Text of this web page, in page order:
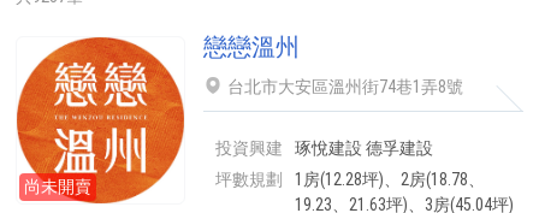
尚未開賣
戀戀溫州
台北市大安區溫州街74巷1弄8號
投資興建
琢悅建設 德孚建設
坪數規劃
1房(12.28坪)、2房(18.78、
19.23、21.63坪)、3房(45.04坪)